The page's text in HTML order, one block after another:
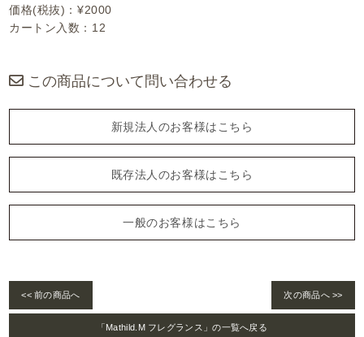
価格(税抜)：¥2000
カートン入数：12
この商品について問い合わせる
新規法人のお客様はこちら
既存法人のお客様はこちら
一般のお客様はこちら
<< 前の商品へ 次の商品へ >>
「Mathild.M フレグランス」の一覧へ戻る